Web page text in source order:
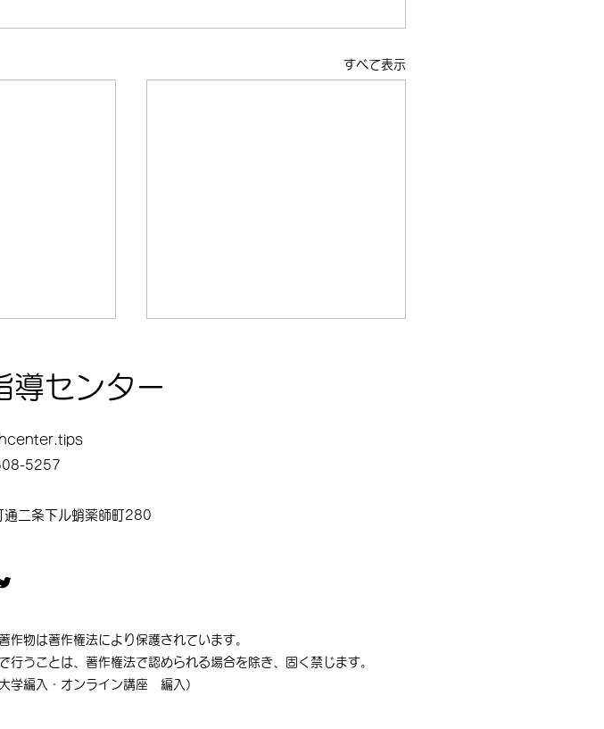
すべて表示
部 編入学
導センター
5257
通二条下ル蛸薬師町280
物は著作権法により保護されています。
うことは、著作権法で認められる場合を除き、固く禁じます。
編入・オンライン講座 編入）